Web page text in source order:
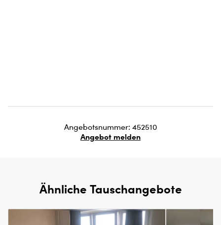
Angebotsnummer: 452510
Angebot melden
Ähnliche Tauschangebote